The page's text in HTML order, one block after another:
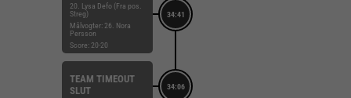
34:41
20. Lysa Defo (Fra pos.
Streg)
Målvogter: 26. Nora
Persson
Score: 20-20
34:06
TEAM TIMEOUT
SLUT